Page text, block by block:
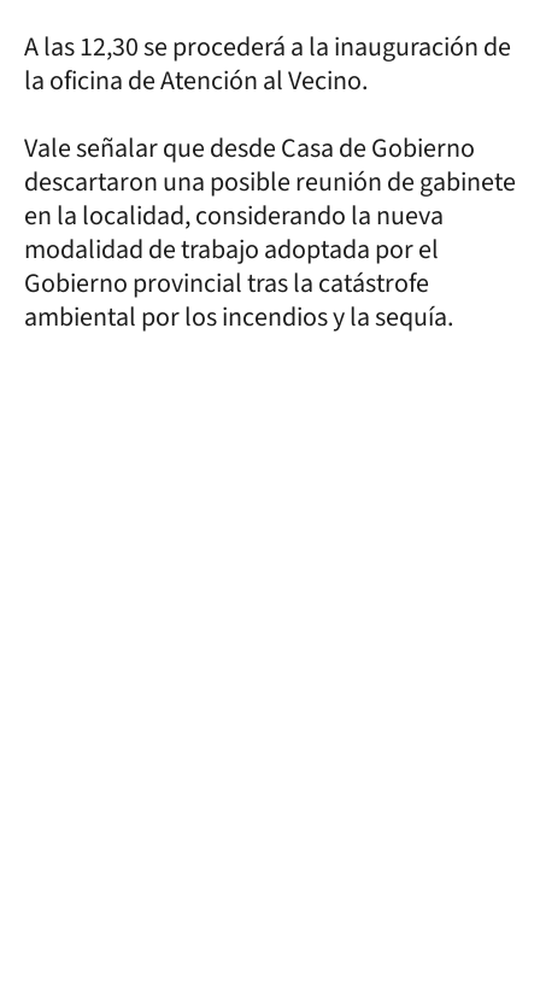
A las 12,30 se procederá a la inauguración de
la oficina de Atención al Vecino.
Vale señalar que desde Casa de Gobierno
descartaron una posible reunión de gabinete
en la localidad, considerando la nueva
modalidad de trabajo adoptada por el
Gobierno provincial tras la catástrofe
ambiental por los incendios y la sequía.